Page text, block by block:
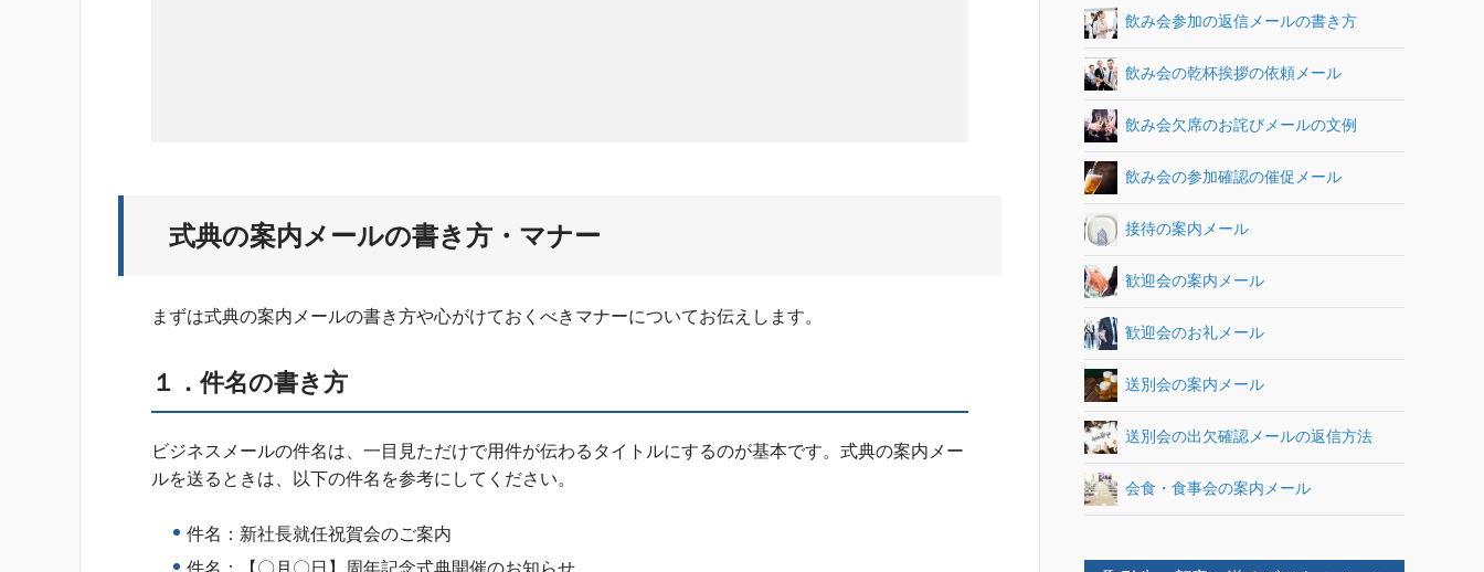
式典の案内メールの書き方・マナー
まずは式典の案内メールの書き方や心がけておくべきマナーについてお伝えします。
１． 件名の書き方
ビジネスメールの件名は、一目見ただけで用件が伝わるタイトルにするのが基本です。式典の案内メー
ルを送るときは、以下の件名を参考にしてください。
件名：新社長就任祝賀会のご案内
飲み会参加の返信メールの書き方
飲み会の乾杯挨拶の依頼メール
飲み会欠席のお詫びメールの文例
飲み会の参加確認の催促メール
接待の案内メール
歓迎会の案内メール
歓迎会のお礼メール
送別会の案内メール
送別会の出欠確認メールの返信方法
会食・食事会の案内メール